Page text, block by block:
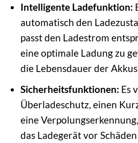
Intelligente Ladefunktion:
automatisch den
passt den Ladestrom
eine optimale Ladung zu
die Lebensdauer der
Sicherheitsfunktionen: Es
Überladeschutz, einen
eine
das Ladegerät vor